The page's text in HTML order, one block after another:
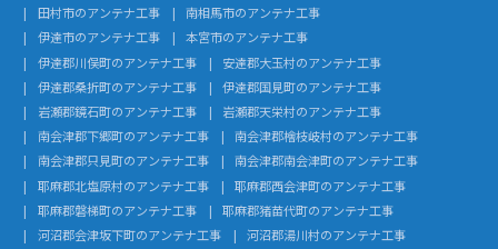
田村市のアンテナ工事
南相馬市のアンテナ工事
伊達市のアンテナ工事
本宮市のアンテナ工事
伊達郡川俣町のアンテナ工事
安達郡大玉村のアンテナ工事
伊達郡桑折町のアンテナ工事
伊達郡国見町のアンテナ工事
岩瀬郡鏡石町のアンテナ工事
岩瀬郡天栄村のアンテナ工事
南会津郡下郷町のアンテナ工事
南会津郡檜枝岐村のアンテナ工事
南会津郡只見町のアンテナ工事
南会津郡南会津町のアンテナ工事
耶麻郡北塩原村のアンテナ工事
耶麻郡西会津町のアンテナ工事
耶麻郡磐梯町のアンテナ工事
耶麻郡猪苗代町のアンテナ工事
河沼郡会津坂下町のアンテナ工事
河沼郡湯川村のアンテナ工事